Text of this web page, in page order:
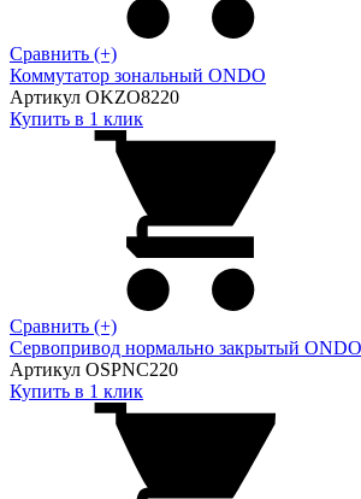
Сравнить (+)
Коммутатор зональный ONDO
Артикул OKZO8220
Купить в 1 клик
Сравнить (+)
Сервопривод нормально закрытый ONDO
Артикул OSPNC220
Купить в 1 клик